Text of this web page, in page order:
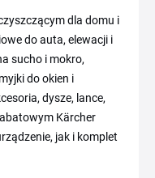
dla domu i
do auta, elewacji i
sucho i mokro,
do okien i
dysze, lance,
Kärcher
jak i komplet